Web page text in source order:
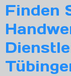
Finden